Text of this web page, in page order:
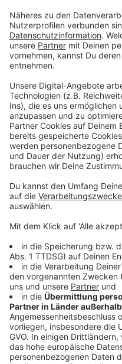
wurde in deutschen
Heizenergie verbraucht.
Heizungsverbrauch im
Platzierung von
Wuppertal.
sogar weniger geheizt.
Anzeige
Wer bekommt den
Anzeige
Im Frühjahr will ista die
mit dem "Heiz-O-Meter-
Metropole mit dem
kompletten Saison
komplette Liste aller 20
Anzeige